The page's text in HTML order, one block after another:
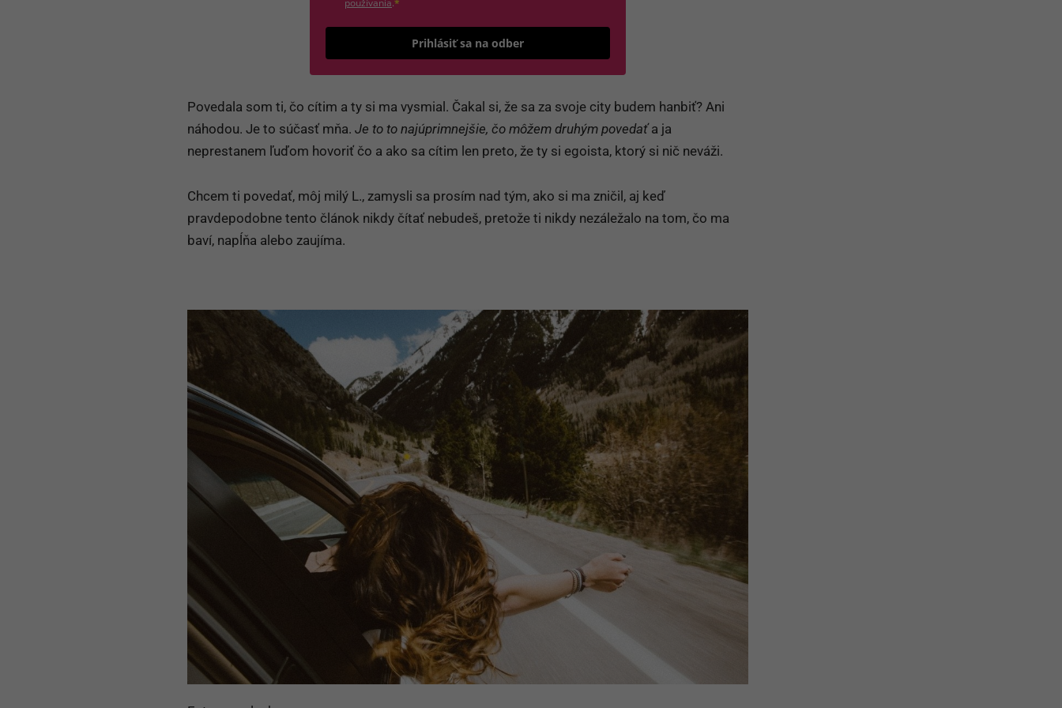
používania.*
Prihlásiť sa na odber
Povedala som ti, čo cítim a ty si ma vysmial. Čakal si, že sa za svoje city budem hanbiť? Ani
náhodou. Je to súčasť mňa. Je to to najúprimnejšie, čo môžem druhým povedaťa ja
neprestanem ľuďom hovoriť čo a ako sa cítim len preto, že ty si egoista, ktorý si nič neváži.
Chcem ti povedať, môj milý L., zamysli sa prosím nad tým, ako si ma zničil, aj keď
pravdepodobne tento článok nikdy čítať nebudeš, pretože ti nikdy nezáležalo na tom, čo ma
baví, napĺňa alebo zaujíma.